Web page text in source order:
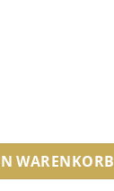
WARENKORB